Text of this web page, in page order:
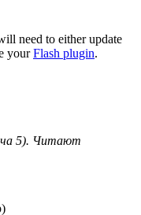
need to either update
yourFlash plugin.
5). Читают